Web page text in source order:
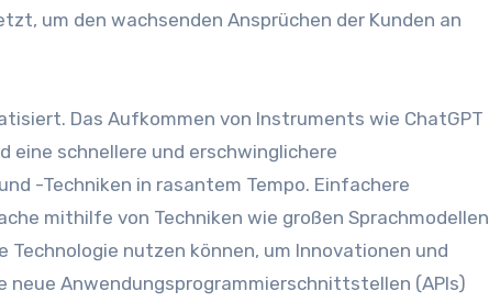
um den wachsenden Ansprüchen der Kunden an
Das Aufkommen von Instruments wie ChatGPT
eine schnellere und erschwinglichere
-Techniken in rasantem Tempo. Einfachere
mithilfe von Techniken wie großen Sprachmodellen
Technologie nutzen können, um Innovationen und
neue Anwendungsprogrammierschnittstellen (APIs)